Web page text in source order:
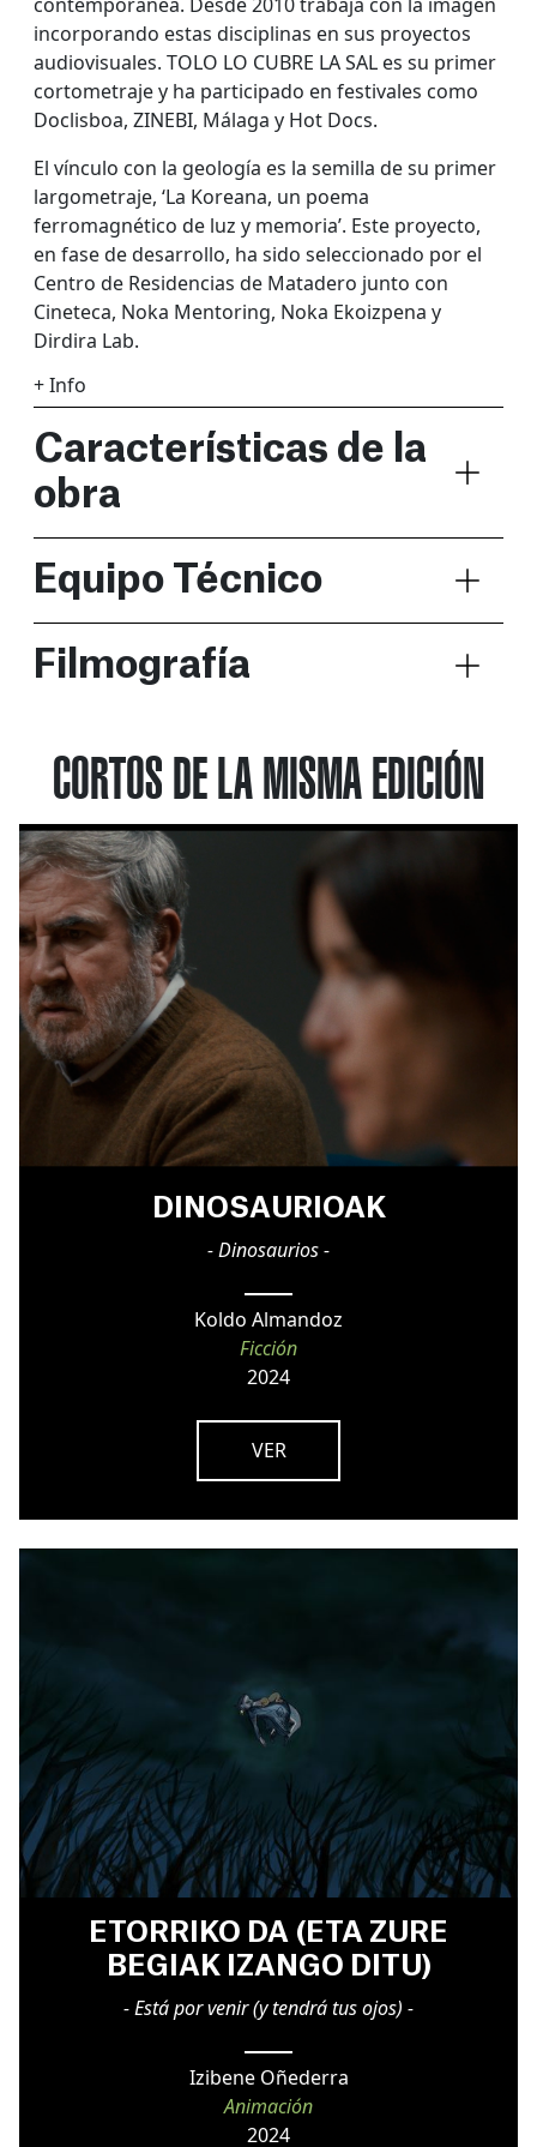
incorporando estas disciplinas en sus proyectos
audiovisuales. TOLO LO CUBRE LA SAL es su primer
cortometraje y ha participado en festivales como
Doclisboa, ZINEBI, Málaga y Hot Docs.
El vínculo con la geología es la semilla de su primer
largometraje, ‘La Koreana, un poema
ferromagnético de luz y memoria’. Este proyecto,
en fase de desarrollo, ha sido seleccionado por el
Centro de Residencias de Matadero junto con
Cineteca, Noka Mentoring, Noka Ekoizpena y
Dirdira Lab.
+ Info
Características de la
obra
Equipo Técnico
Filmografía
CORTOS DE LA MISMA EDICIÓN
DINOSAURIOAK
- Dinosaurios -
Koldo Almandoz
Ficción
2024
VER
ETORRIKO DA (ETA ZURE
BEGIAK IZANGO DITU)
- Está por venir (y tendrá tus ojos) -
Izibene Oñederra
Animación
2024